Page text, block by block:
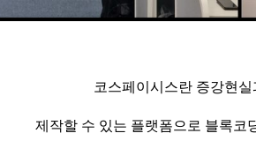
코스페이시스란 증강현
제작할 수 있는 플랫폼으로 블록코